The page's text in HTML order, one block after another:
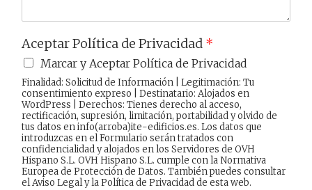
Aceptar Política de Privacidad *
Marcar y Aceptar Política de Privacidad
Finalidad: Solicitud de Información | Legitimación: Tu
consentimiento expreso | Destinatario: Alojados en
WordPress | Derechos: Tienes derecho al acceso,
rectificación, supresión, limitación, portabilidad y olvido de
tus datos en info(arroba)ite-edificios.es. Los datos que
introduzcas en el Formulario serán tratados con
confidencialidad y alojados en los Servidores de OVH
Hispano S.L. OVH Hispano S.L. cumple con la Normativa
Europea de Protección de Datos. También puedes consultar
elAviso Legaly laPolítica de Privacidadde esta web.